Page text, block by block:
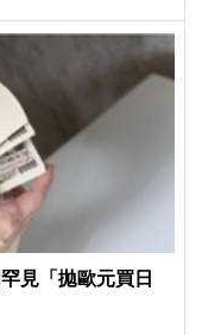
見「拋歐元買日